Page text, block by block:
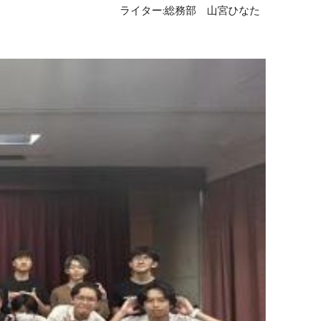
ライター:総務部 山宮ひなた